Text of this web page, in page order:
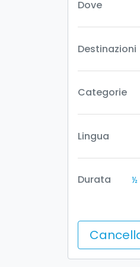
Dove
Destinazioni
Categorie
Lingua
Durata ½